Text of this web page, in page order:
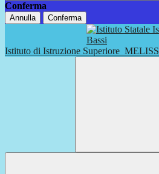
Conferma
Annulla Conferma
Istituto di Istruzione Superiore